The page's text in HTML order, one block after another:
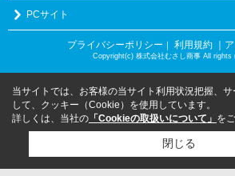
PCサイト
プライバシーポリシー ｜ 利用規約 ｜
Copyright(c) 株式会社むさし商事 All rights
当サイトでは、お客様の当サイト利用状況把握、
して、クッキー（Cookie）を使用しています。
詳しくは、当社の 「Cookieの取扱いについて」 を
閉じる